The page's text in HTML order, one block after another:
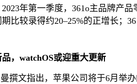
年第一季度，361o主品牌产
比较录得约20–25%的正增长；
，watchOS或迎重大更新
撰文指出，苹果公司将于6月